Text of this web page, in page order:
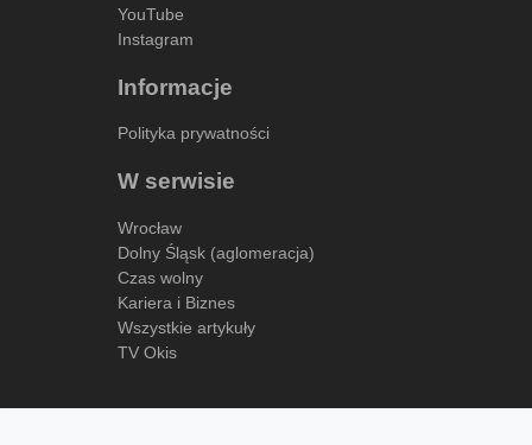
YouTube
Instagram
Informacje
Polityka prywatności
W serwisie
Wrocław
Dolny Śląsk (aglomeracja)
Czas wolny
Kariera i Biznes
Wszystkie artykuły
TV Okis